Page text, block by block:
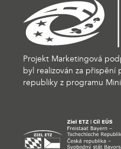
Projekt Marketingová
byl realizován za
republiky z programu